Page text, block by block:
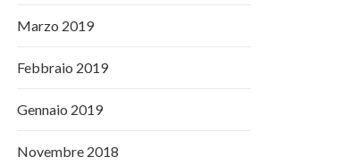
Marzo 2019
Febbraio 2019
Gennaio 2019
Novembre 2018